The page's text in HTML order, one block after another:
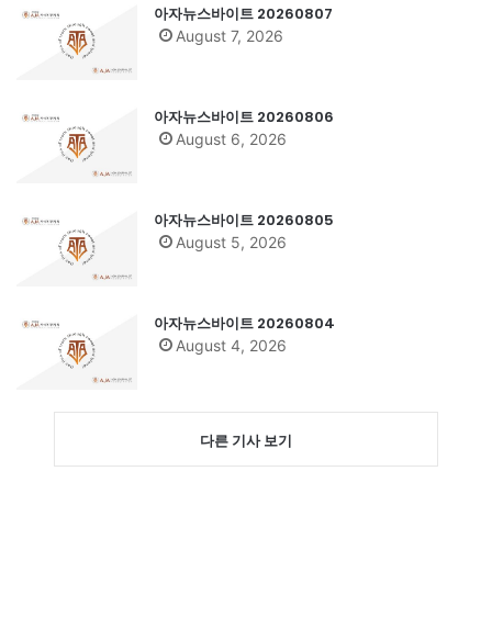
아자뉴스바이트 20260807
August 7, 2026
아자뉴스바이트 20260806
August 6, 2026
아자뉴스바이트 20260805
August 5, 2026
아자뉴스바이트 20260804
August 4, 2026
다른 기사 보기